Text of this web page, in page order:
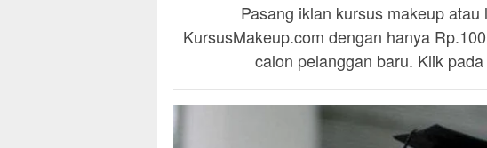
Pasang iklan kursus makeup
KursusMakeup.com dengan hanya
calon pelanggan baru. Klik